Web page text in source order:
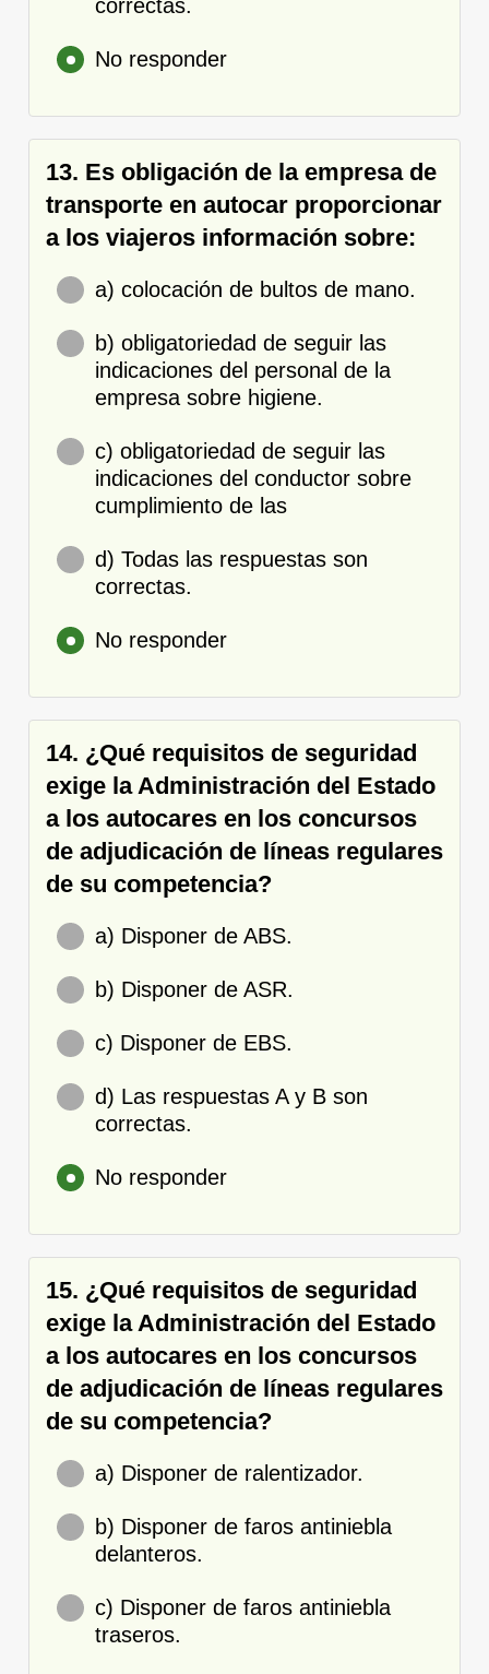
correctas.
No responder
13. Es obligación de la empresa de
transporte en autocar proporcionar
a los viajeros información sobre:
a) colocación de bultos de mano.
b) obligatoriedad de seguir las
indicaciones del personal de la
empresa sobre higiene.
c) obligatoriedad de seguir las
indicaciones del conductor sobre
cumplimiento de las
d) Todas las respuestas son
correctas.
No responder
14. ¿Qué requisitos de seguridad
exige la Administración del Estado
a los autocares en los concursos
de adjudicación de líneas regulares
de su competencia?
a) Disponer de ABS.
b) Disponer de ASR.
c) Disponer de EBS.
d) Las respuestas A y B son
correctas.
No responder
15. ¿Qué requisitos de seguridad
exige la Administración del Estado
a los autocares en los concursos
de adjudicación de líneas regulares
de su competencia?
a) Disponer de ralentizador.
b) Disponer de faros antiniebla
delanteros.
c) Disponer de faros antiniebla
traseros.